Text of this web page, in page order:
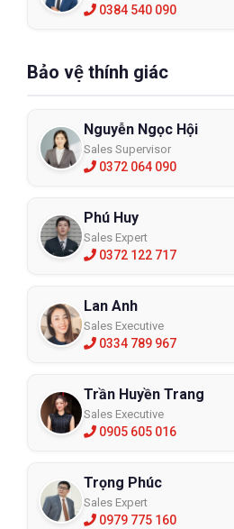
0384 540 090
Bảo vệ thính giác
Nguyễn Ngọc Hội
Sales Supervisor
0372 064 090
Phú Huy
Sales Expert
0372 122 717
Lan Anh
Sales Executive
0334 789 967
Trần Huyền Trang
Sales Executive
0905 605 016
Trọng Phúc
Sales Expert
0979 775 160